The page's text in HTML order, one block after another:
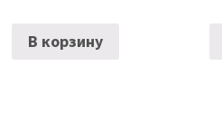
В корзину